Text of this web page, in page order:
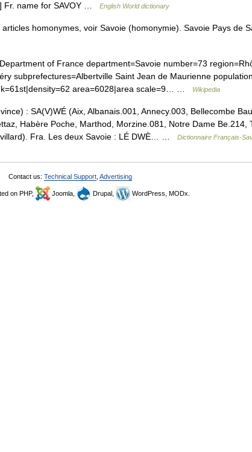
Fr. name for SAVOY … English World dictionary
homonymes, voir Savoie (homonymie). Savoie Pays de
of France department=Savoie number=73
subprefectures=Albertville Saint Jean de Maurienne
area=6028|area scale=9… …
Wikipedia
: SA(V)WÉ (Aix, Albanais.001, Annecy.003, Bellecombe
Habère Poche, Marthod, Morzine.081, Notre Dame Be.214,
Fra. Les deux Savoie : LÉ DWÈ… …
Dictionnaire Français-
Contact us: Technical Support Advertising
on PHP, Joomla, Drupal, WordPress, MODx.